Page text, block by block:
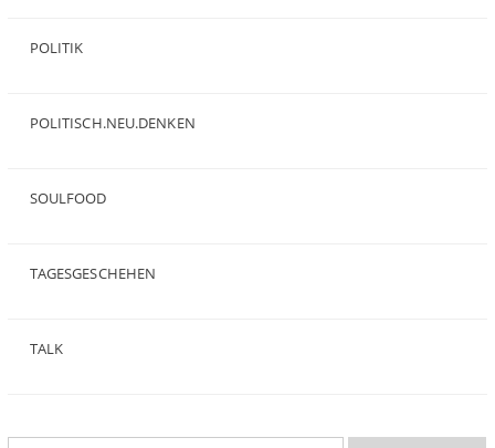
POLITIK
POLITISCH.NEU.DENKEN
SOULFOOD
TAGESGESCHEHEN
TALK